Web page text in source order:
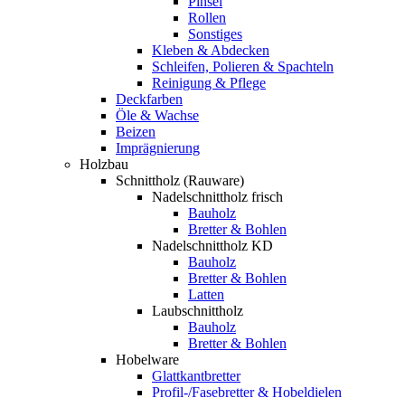
Rollen
Sonstiges
Kleben & Abdecken
Schleifen, Polieren & Spachteln
Reinigung & Pflege
Deckfarben
Öle & Wachse
Beizen
Imprägnierung
Holzbau
Schnittholz (Rauware)
Nadelschnittholz frisch
Bauholz
Bretter & Bohlen
Nadelschnittholz KD
Bauholz
Bretter & Bohlen
Latten
Laubschnittholz
Bauholz
Bretter & Bohlen
Hobelware
Glattkantbretter
Profil-/Fasebretter & Hobeldielen